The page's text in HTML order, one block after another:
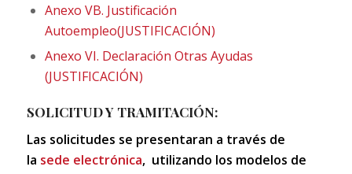
Anexo VB. Justificación
Autoempleo(JUSTIFICACIÓN)
Anexo VI. Declaración Otras Ayudas
(JUSTIFICACIÓN)
SOLICITUD Y TRAMITACIÓN:
Las solicitudes se presentaran a través de
la sede electrónica, utilizando los modelos de